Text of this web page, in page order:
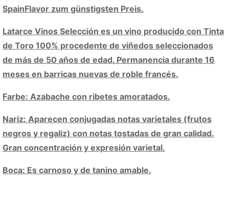
SpainFlavor zum günstigsten Preis.
Latarce Vinos Selección es un vino producido con Tinta
de Toro 100% procedente de viñedos seleccionados
de más de 50 años de edad. Permanencia durante 16
meses en barricas nuevas de roble francés.
Farbe: Azabache con ribetes amoratados.
Nariz: Aparecen conjugadas notas varietales (frutos
negros y regaliz) con notas tostadas de gran calidad.
Gran concentración y expresión varietal.
Boca: Es carnoso y de tanino amable.